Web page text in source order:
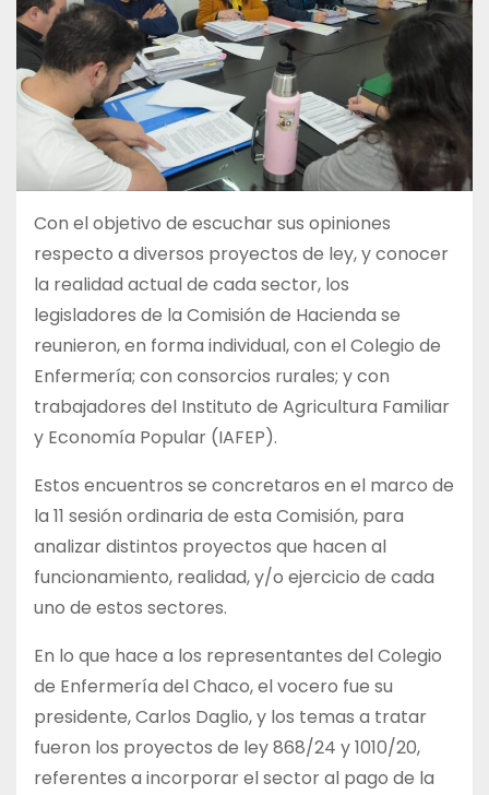
Con el objetivo de escuchar sus opiniones
respecto a diversos proyectos de ley, y conocer
la realidad actual de cada sector, los
legisladores de la Comisión de Hacienda se
reunieron, en forma individual, con el Colegio de
Enfermería; con consorcios rurales; y con
trabajadores del Instituto de Agricultura Familiar
y Economía Popular (IAFEP).
Estos encuentros se concretaros en el marco de
la 11 sesión ordinaria de esta Comisión, para
analizar distintos proyectos que hacen al
funcionamiento, realidad, y/o ejercicio de cada
uno de estos sectores.
En lo que hace a los representantes del Colegio
de Enfermería del Chaco, el vocero fue su
presidente, Carlos Daglio, y los temas a tratar
fueron los proyectos de ley 868/24 y 1010/20,
referentes a incorporar el sector al pago de la